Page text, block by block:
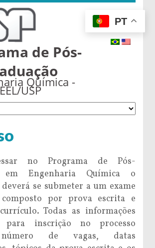
de Pós-
Química -
EEL/USP
no Programa de Pós-
em Engenharia Química o
se submeter a um exame
composto por prova escrita e
Todas as informações
para inscrição no processo
de vagas, datas
PT